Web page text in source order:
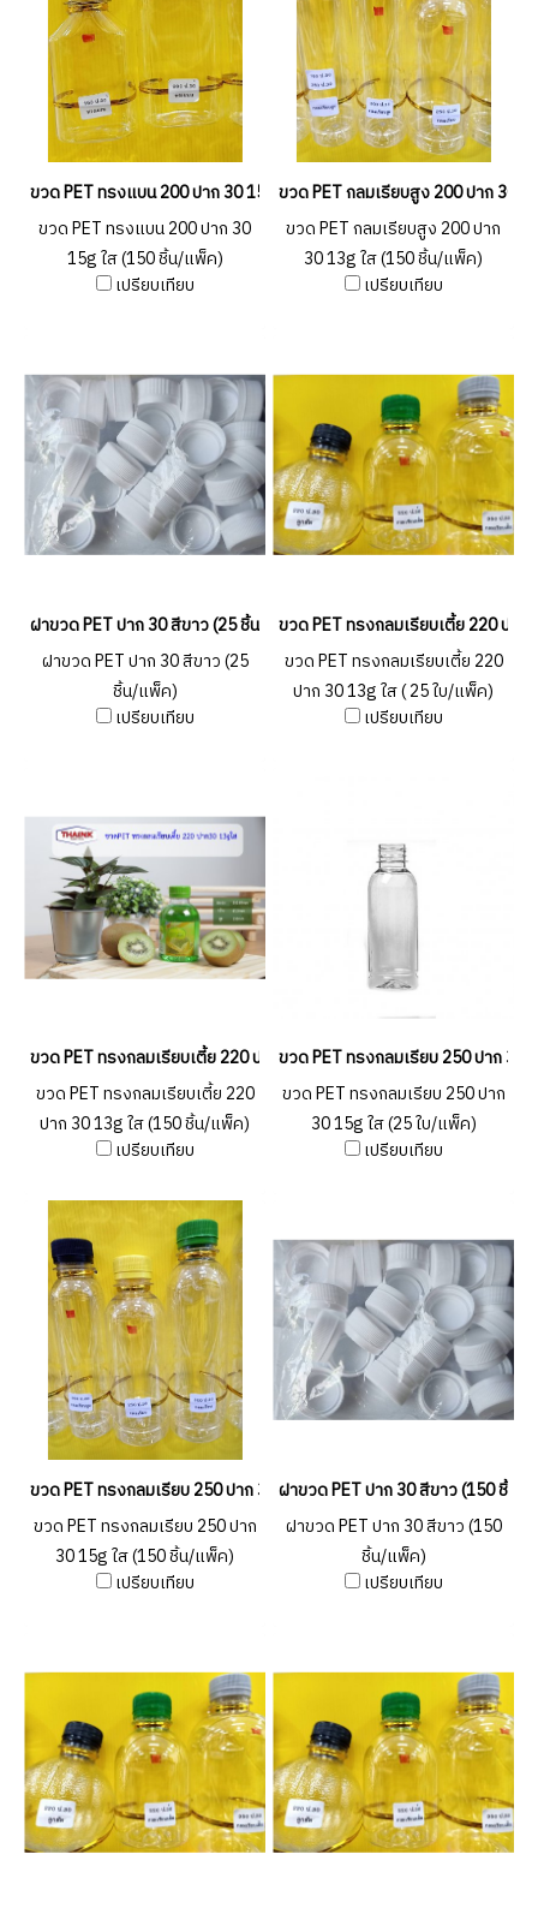
ขวด PET ทรงแบน 200 ปาก 30 15g ใส (150 ชิ้น/แพ็ค)
ขวด PET ทรงแบน 200 ปาก 30
15g ใส (150 ชิ้น/แพ็ค)
เปรียบเทียบ
ขวด PET กลมเรียบสูง 200 ปาก 30
ขวด PET กลมเรียบสูง 200 ปาก
30 13g ใส (150 ชิ้น/แพ็ค)
เปรียบเทียบ
ฝาขวด PET ปาก 30 สีขาว (25 ชิ้น/แพ็ค)
ฝาขวด PET ปาก 30 สีขาว (25
ชิ้น/แพ็ค)
เปรียบเทียบ
ขวด PET ทรงกลมเรียบเตี้ย 220 ปา
ขวด PET ทรงกลมเรียบเตี้ย 220
ปาก 30 13g ใส ( 25 ใบ/แพ็ค)
เปรียบเทียบ
ขวด PET ทรงกลมเรียบเตี้ย 220 ปาก 30 13g ใส (150 ชิ้น/แพ็ค)
ขวด PET ทรงกลมเรียบเตี้ย 220
ปาก 30 13g ใส (150 ชิ้น/แพ็ค)
เปรียบเทียบ
ขวด PET ทรงกลมเรียบ 250 ปาก 30
ขวด PET ทรงกลมเรียบ 250 ปาก
30 15g ใส (25 ใบ/แพ็ค)
เปรียบเทียบ
ขวด PET ทรงกลมเรียบ 250 ปาก 30 15g ใส (150 ชิ้น/แพ็ค)
ขวด PET ทรงกลมเรียบ 250 ปาก
30 15g ใส (150 ชิ้น/แพ็ค)
เปรียบเทียบ
ฝาขวด PET ปาก 30 สีขาว (150 ชิ้น/
ฝาขวด PET ปาก 30 สีขาว (150
ชิ้น/แพ็ค)
เปรียบเทียบ